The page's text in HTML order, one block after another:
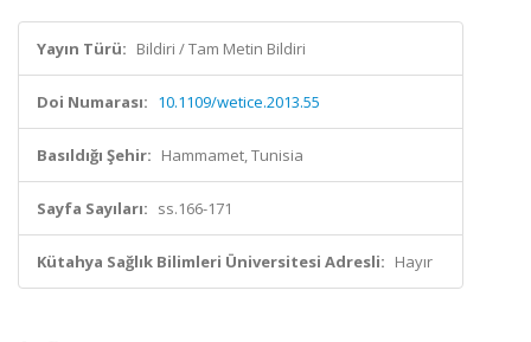
Yayın Türü: Bildiri / Tam Metin Bildiri
Doi Numarası: 10.1109/wetice.2013.55
Basıldığı Şehir: Hammamet, Tunisia
Sayfa Sayıları: ss.166-171
Kütahya Sağlık Bilimleri Üniversitesi Adresli: Hayır